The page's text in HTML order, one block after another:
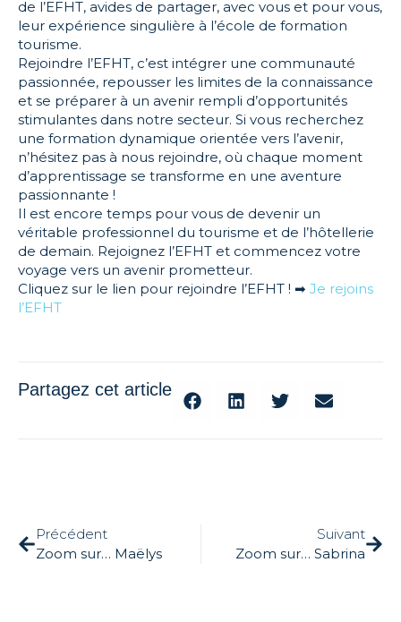
de l’EFHT, avides de partager, avec vous et pour vous,
leur expérience singulière à l’école de formation
tourisme.
Rejoindre l’EFHT, c’est intégrer une communauté
passionnée, repousser les limites de la connaissance
et se préparer à un avenir rempli d’opportunités
stimulantes dans notre secteur. Si vous recherchez
une formation dynamique orientée vers l’avenir,
n’hésitez pas à nous rejoindre, où chaque moment
d’apprentissage se transforme en une aventure
passionnante !
Il est encore temps pour vous de devenir un
véritable professionnel du tourisme et de l’hôtellerie
de demain. Rejoignez l’EFHT et commencez votre
voyage vers un avenir prometteur.
Cliquez sur le lien pour rejoindre l’EFHT ! ➡ Je rejoins
l’EFHT
Partagez cet article
Précédent
Zoom sur… Maëlys
Suivant
Zoom sur… Sabrina